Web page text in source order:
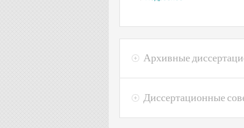
Архивные
Диссертационные